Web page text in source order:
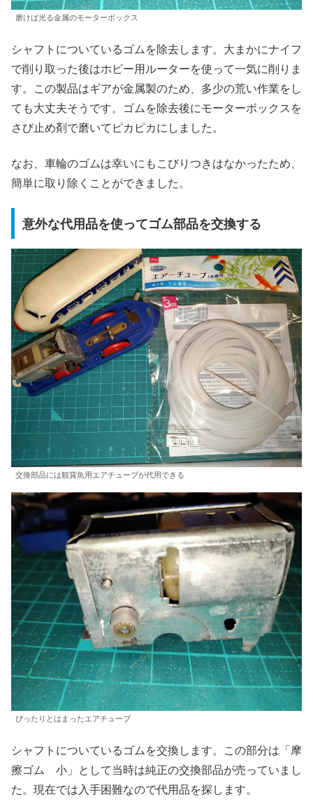
磨けば光る金属のモーターボックス
シャフトについているゴムを除去します。大まかにナイフ
で削り取った後はホビー用ルーターを使って一気に削りま
す。この製品はギアが金属製のため、多少の荒い作業をし
ても大丈夫そうです。ゴムを除去後にモーターボックスを
さび止め剤で磨いてピカピカにしました。
なお、車輪のゴムは幸いにもこびりつきはなかったため、
簡単に取り除くことができました。
意外な代用品を使ってゴム部品を交換する
交換部品には観賞魚用エアチューブが代用できる
ぴったりとはまったエアチューブ
シャフトについているゴムを交換します。この部分は「摩
擦ゴム 小」として当時は純正の交換部品が売っていまし
た。現在では入手困難なので代用品を探します。